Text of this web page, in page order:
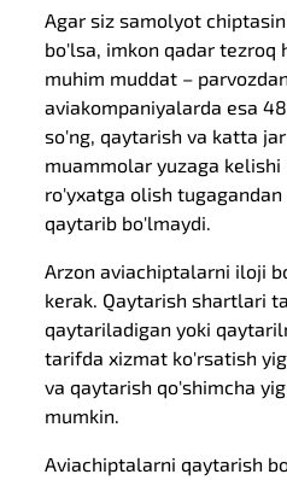
Agar siz samolyot
bo'lsa, imkon qadar tezroq
muhim muddat –
aviakompaniyalarda esa
so'ng, qaytarish va katta
muammolar yuzaga kelishi
ro'yxatga olish
qaytarib bo'lmaydi.
Arzon aviachiptalarni iloji
kerak. Qaytarish shartlari
qaytariladigan yoki
tarifda xizmat ko'rsatish
va qaytarish qo'shimcha
mumkin.
Aviachiptalarni qaytarish